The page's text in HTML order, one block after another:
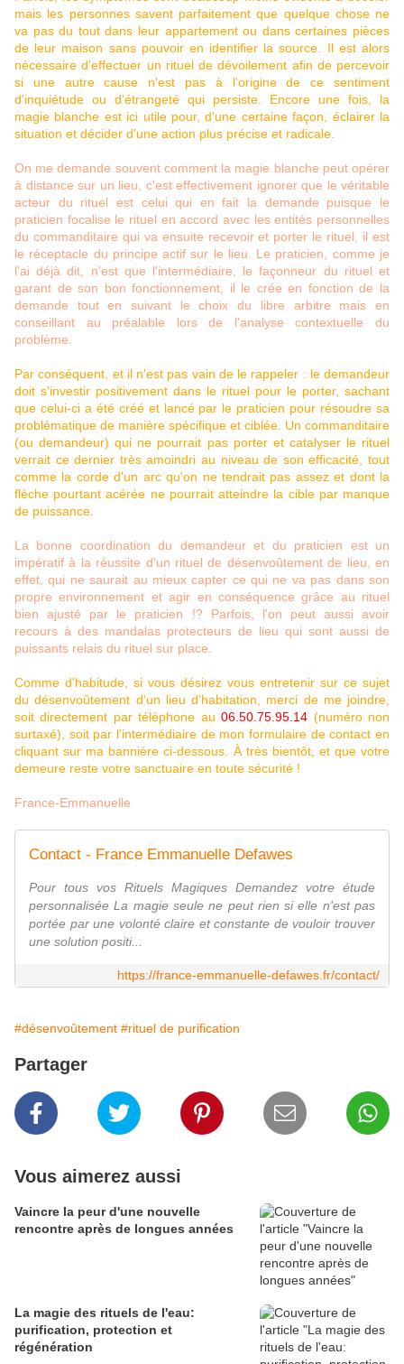
mais les personnes savent parfaitement que quelque chose ne
va pas du tout dans leur appartement ou dans certaines pièces
de leur maison sans pouvoir en identifier la source. Il est alors
nécessaire d'effectuer un rituel de dévoilement afin de percevoir
si une autre cause n'est pas à l'origine de ce sentiment
d'inquiétude ou d'étrangeté qui persiste. Encore une fois, la
magie blanche est ici utile pour, d'une certaine façon, éclairer la
situation et décider d'une action plus précise et radicale.
On me demande souvent comment la magie blanche peut opérer
à distance sur un lieu, c'est effectivement ignorer que le véritable
acteur du rituel est celui qui en fait la demande puisque le
praticien focalise le rituel en accord avec les entités personnelles
du commanditaire qui va ensuite recevoir et porter le rituel, il est
le réceptacle du principe actif sur le lieu. Le praticien, comme je
l'ai déjà dit, n'est que l'intermédiaire, le façonneur du rituel et
garant de son bon fonctionnement, il le crée en fonction de la
demande tout en suivant le choix du libre arbitre mais en
conseillant au préalable lors de l'analyse contextuelle du
problème.
Par conséquent, et il n'est pas vain de le rappeler : le demandeur
doit s'investir positivement dans le rituel pour le porter, sachant
que celui-ci a été créé et lancé par le praticien pour résoudre sa
problématique de manière spécifique et ciblée. Un commanditaire
(ou demandeur) qui ne pourrait pas porter et catalyser le rituel
verrait ce dernier très amoindri au niveau de son efficacité, tout
comme la corde d'un arc qu'on ne tendrait pas assez et dont la
flèche pourtant acérée ne pourrait atteindre la cible par manque
de puissance.
La bonne coordination du demandeur et du praticien est un
impératif à la réussite d'un rituel de désenvoûtement de lieu, en
effet, qui ne saurait au mieux capter ce qui ne va pas dans son
propre environnement et agir en conséquence grâce au rituel
bien ajusté par le praticien !? Parfois, l'on peut aussi avoir
recours à des mandalas protecteurs de lieu qui sont aussi de
puissants relais du rituel sur place.
Comme d'habitude, si vous désirez vous entretenir sur ce sujet
du désenvoûtement d'un lieu d'habitation, merci de me joindre,
soit directement par téléphone au06.50.75.95.14 (numéro non
surtaxé), soit par l'intermédiaire de mon formulaire de contact en
cliquant sur ma bannière ci-dessous. À très bientôt, et que votre
demeure reste votre sanctuaire en toute sécurité !
France-Emmanuelle
Contact - France Emmanuelle Defawes
Pour tous vos Rituels Magiques Demandez votre étude
personnalisée La magie seule ne peut rien si elle n'est pas
portée par une volonté claire et constante de vouloir trouver
une solution positi...
https://france-emmanuelle-defawes.fr/contact/
#désenvoûtement #rituel de purification
Partager
Vous aimerez aussi
Vaincre la peur d'une nouvelle
rencontre après de longues années
La magie des rituels de l'eau:
purification, protection et
régénération